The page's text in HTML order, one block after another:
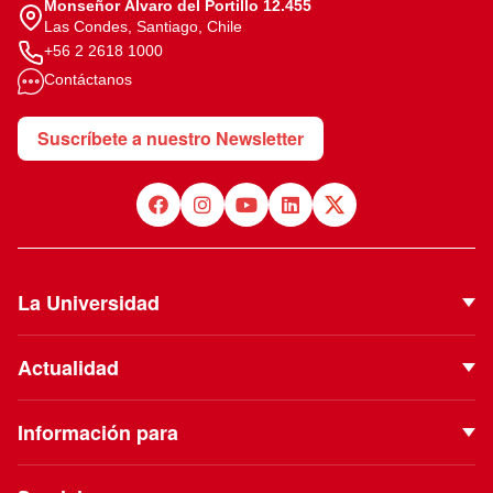
Monseñor Álvaro del Portillo 12.455
Las Condes, Santiago, Chile
+56 2 2618 1000
Contáctanos
Suscríbete a nuestro Newsletter
La Universidad
Proyecto Institucional
Vinculación con el Medio
Actualidad
Información para